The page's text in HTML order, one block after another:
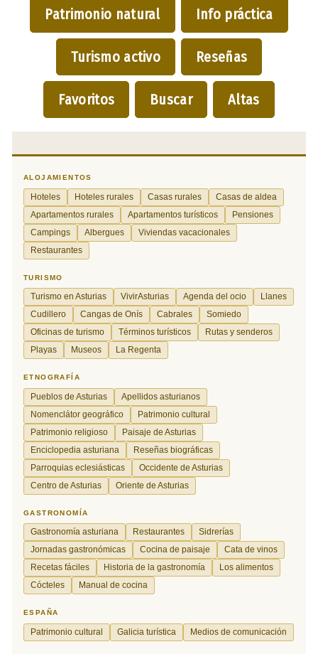
Patrimonio natural Info práctica
Turismo activo Reseñas
Favoritos Buscar Altas